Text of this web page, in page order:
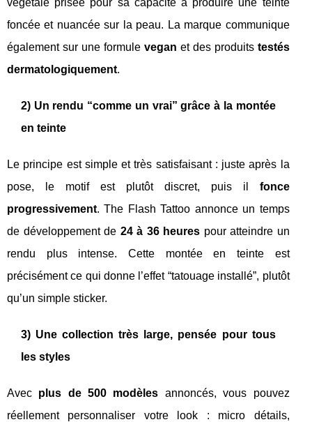
végétale prisée pour sa capacité à produire une teinte
foncée et nuancée sur la peau. La marque communique
également sur une formule vegan et des produits testés
dermatologiquement.
2) Un rendu “comme un vrai” grâce à la montée
en teinte
Le principe est simple et très satisfaisant : juste après la
pose, le motif est plutôt discret, puis il fonce
progressivement. The Flash Tattoo annonce un temps
de développement de 24 à 36 heures pour atteindre un
rendu plus intense. Cette montée en teinte est
précisément ce qui donne l’effet “tatouage installé”, plutôt
qu’un simple sticker.
3) Une collection très large, pensée pour tous
les styles
Avec plus de 500 modèles annoncés, vous pouvez
réellement personnaliser votre look : micro détails,